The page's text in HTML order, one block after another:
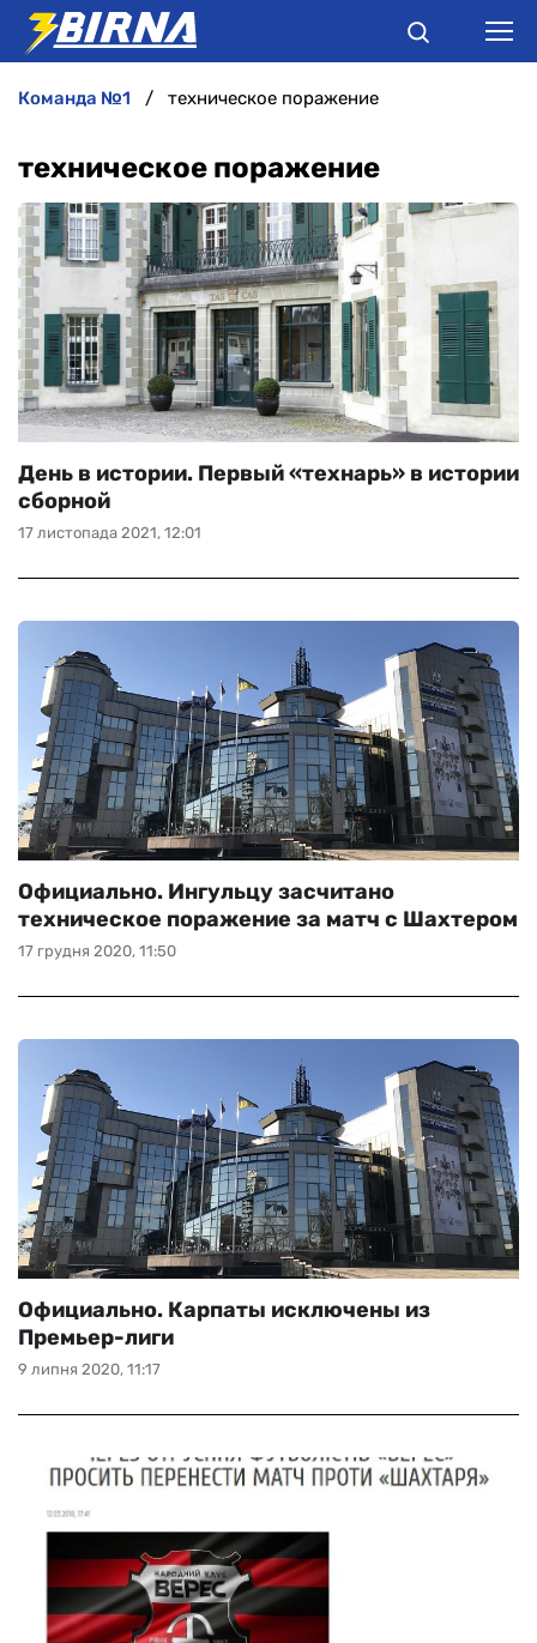
ІНТЕРВ'Ю
РІЗНЕ
БУКМЕКЕРИ
команда №1 техническое поражение
техническое поражение
17 листопада 2021, 12:01
День в истории. Первый «технарь» в истории
сборной
17 грудня 2020, 11:50
Официально. Ингульцу засчитано
техническое поражение за матч с Шахтером
9 липня 2020, 11:17
Официально. Карпаты исключены из
Премьер-лиги